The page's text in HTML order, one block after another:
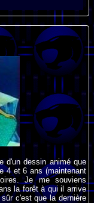
d'un dessin animé que
4 et 6 ans (maintenant
Je me souviens
la forêt à qui il arrive
c'est que la dernière